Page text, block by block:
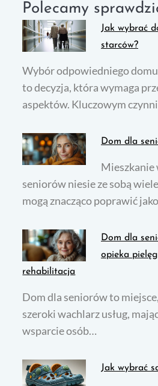
Polecamy
Jak wybrać
starców?
Wybór odpowiedniego
to decyzja, która wymaga
aspektów. Kluczowym
Dom dla
Mieszkanie
seniorów niesie ze sobą
mogą znacząco poprawić
Dom dla
opieka
rehabilitacja
Dom dla seniorów to
szeroki wachlarz usług,
wsparcie osób…
Jak wybrać